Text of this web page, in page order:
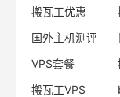
搬瓦工优惠
国外主机测评
VPS套餐
搬瓦工VPS